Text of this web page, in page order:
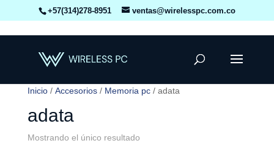
+57(314)278-8951 ventas@wirelesspc.com.co
Inicio/ Accesorios/ Memoria pc/ adata
adata
Mostrando el único resultado